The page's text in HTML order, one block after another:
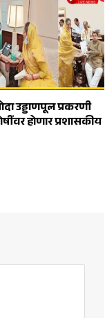
उड्डाणपूल प्रकरणी
होणार प्रशासकीय